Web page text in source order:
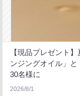
【現品プレゼント
ンジングオイル」
30名様に
2026/8/1